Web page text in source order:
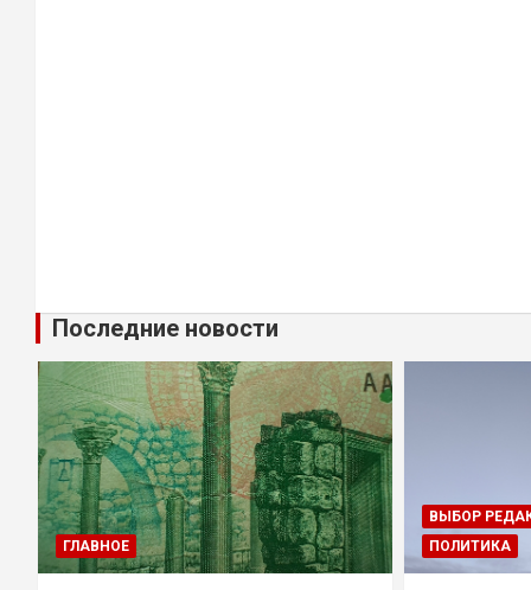
Последние новости
ГЛАВНОЕ
ВЫБОР
ПОЛИТИКА